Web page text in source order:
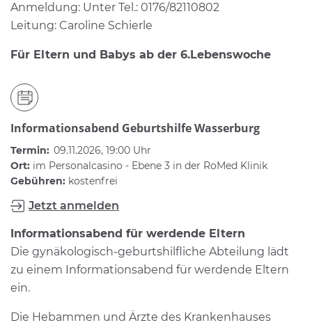
Anmeldung: Unter Tel.: 0176/82110802
Leitung: Caroline Schierle
Für Eltern und Babys ab der 6.Lebenswoche
Informationsabend Geburtshilfe Wasserburg
Termin: 09.11.2026, 19:00 Uhr
Ort: im Personalcasino - Ebene 3 in der RoMed Klinik
Gebühren: kostenfrei
Jetzt anmelden
Informationsabend für werdende Eltern
Die gynäkologisch-geburtshilfliche Abteilung lädt
zu einem Informationsabend für werdende Eltern
ein.
Die Hebammen und Ärzte des Krankenhauses